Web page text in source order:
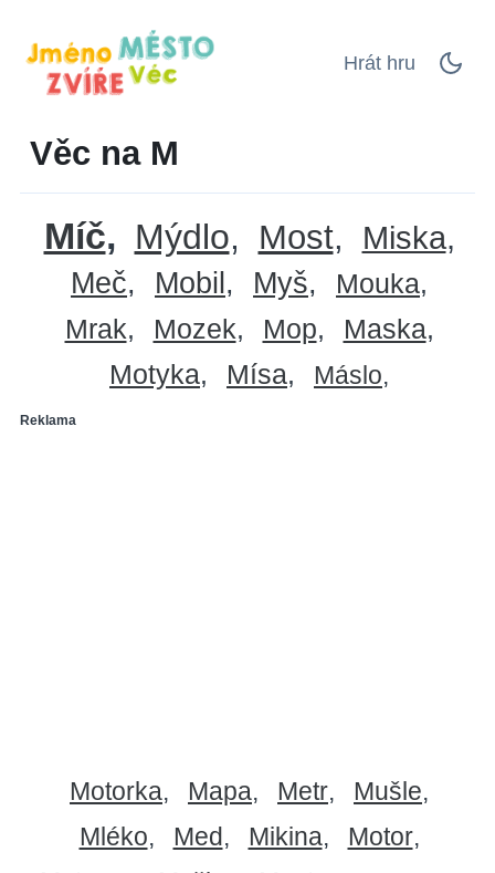
Hrát hru
Věc na M
Míč Mýdlo Most Miska
Meč Mobil Myš
Mouka
Mrak
Mozek Mop
Maska
Motyka
Mísa Máslo
Reklama
Motorka Mapa Metr
Mušle
Mléko
Med Mikina
Motor